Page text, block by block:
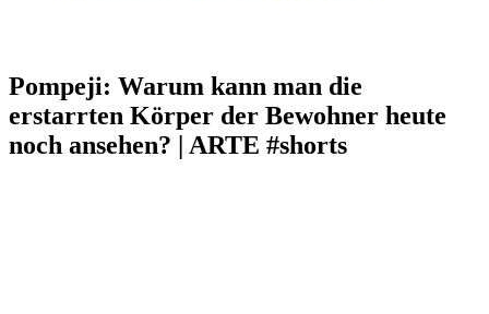
Pompeji: Warum kann man die
erstarrten Körper der Bewohner heute
noch ansehen? | ARTE #shorts